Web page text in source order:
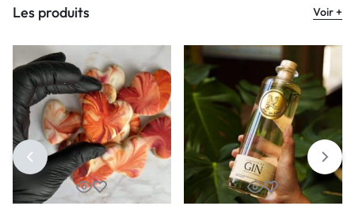
Les produits Voir +